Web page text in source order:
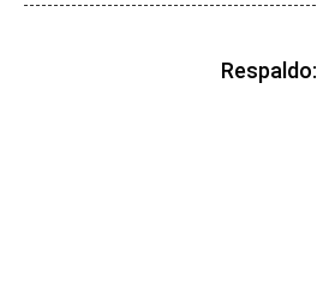
Respaldo: